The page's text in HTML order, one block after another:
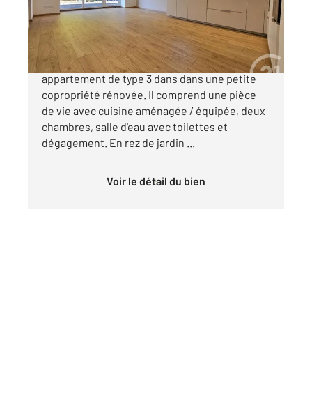
275 000 €
Bois d'Amont : Venez découvrir ce superbe
appartement de type 3 dans dans une petite
copropriété rénovée. Il comprend une pièce
de vie avec cuisine aménagée / équipée, deux
chambres, salle d'eau avec toilettes et
dégagement. En rez de jardin ...
Voir le détail du bien